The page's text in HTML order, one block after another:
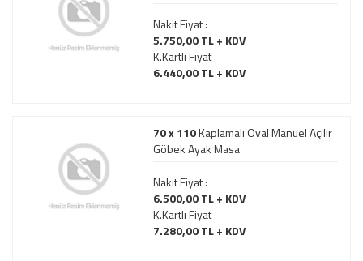
Nakit Fiyat :
5.750,00 TL + KDV
K.Kartlı Fiyat
6.440,00 TL + KDV
70 x 110Kaplamalı Oval Manuel Açılır
Göbek Ayak Masa
Nakit Fiyat :
6.500,00 TL + KDV
K.Kartlı Fiyat
7.280,00 TL + KDV